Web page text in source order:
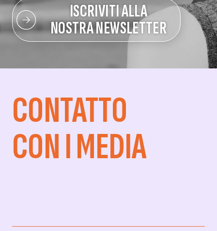
ISCRIVITI ALLA
NOSTRA NEWSLETTER
CONTATTO
CON I MEDIA